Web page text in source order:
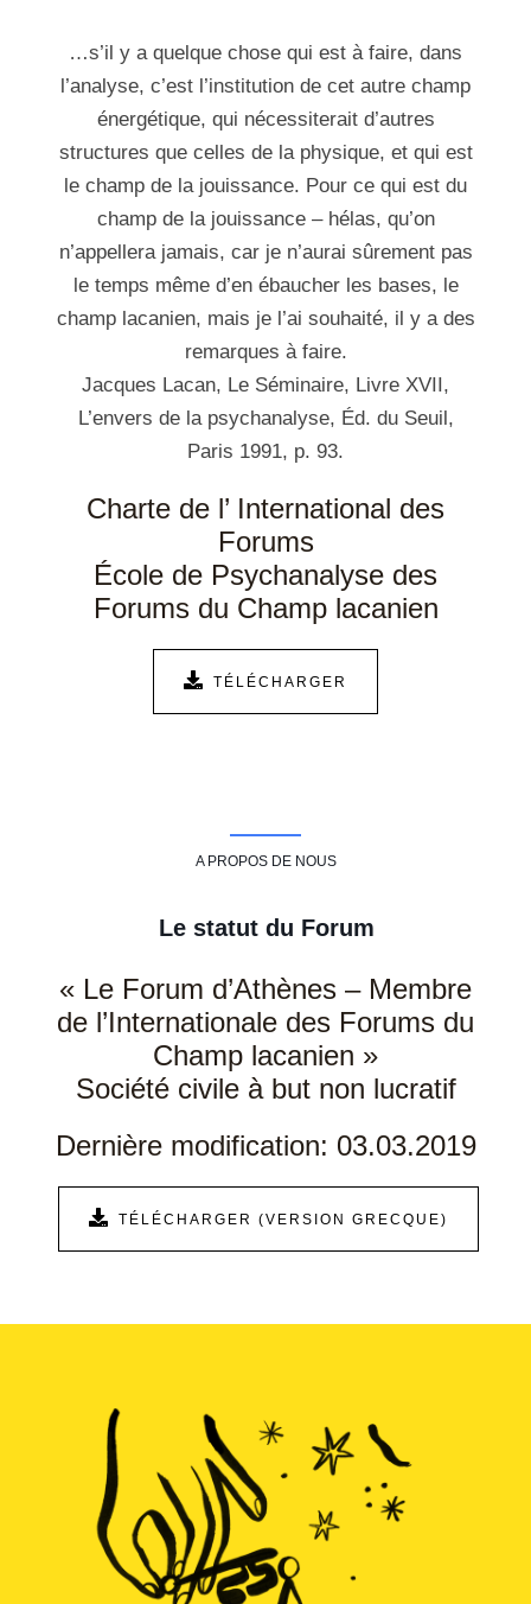
…s’il y a quelque chose qui est à faire, dans
l’analyse, c’est l’institution de cet autre champ
énergétique, qui nécessiterait d’autres
structures que celles de la physique, et qui est
le champ de la jouissance. Pour ce qui est du
champ de la jouissance – hélas, qu’on
n’appellera jamais, car je n’aurai sûrement pas
le temps même d’en ébaucher les bases, le
champ lacanien, mais je l’ai souhaité, il y a des
remarques à faire.
Jacques Lacan, Le Séminaire, Livre XVII,
L’envers de la psychanalyse, Éd. du Seuil,
Paris 1991, p. 93.
Charte de l’ International des
Forums
École de Psychanalyse des
Forums du Champ lacanien
TÉLÉCHARGER
A PROPOS DE NOUS
Le statut du Forum
« Le Forum d’Athènes – Membre
de l’Internationale des Forums du
Champ lacanien »
Société civile à but non lucratif
Dernière modification: 03.03.2019
TÉLÉCHARGER (VERSION GRECQUE)